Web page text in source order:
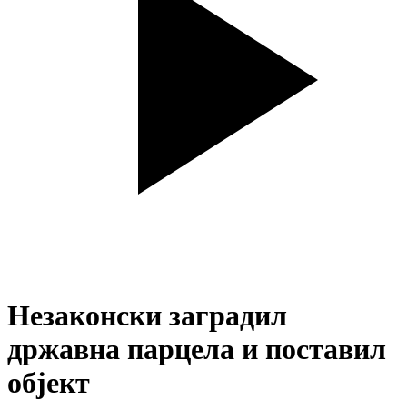
Незаконски заградил
државна парцела и поставил
објект